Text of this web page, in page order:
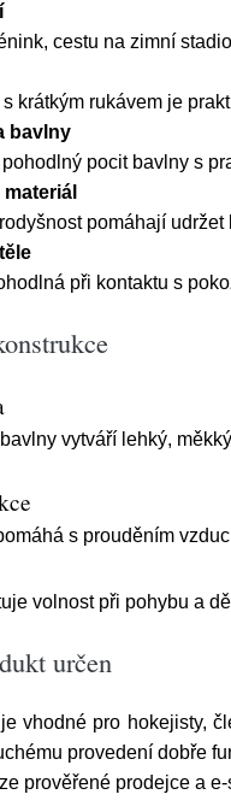
cestu na zimní
krátkým rukávem je
bavlny
pocit bavlny s
pomáhají
při kontaktu s
vytváří lehký,
s prouděním
volnost při pohybu a
určen
vhodné pro hokejisty,
provedení dobře
prověřené prodejce a